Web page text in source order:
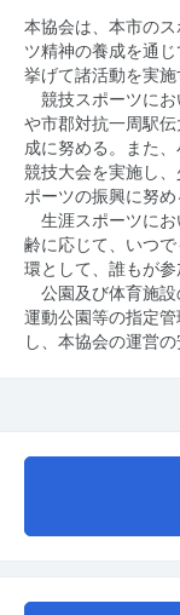
本協会は、本市の
ツ精神の養成を通
挙げて諸活動を実施
競技スポーツにお
や市郡対抗一周駅
成に努める。また
競技大会を実施し
ポーツの振興に努め
生涯スポーツにお
齢に応じて、いつ
環として、誰もが参
公園及び体育施設
運動公園等の指定
し、本協会の運営の